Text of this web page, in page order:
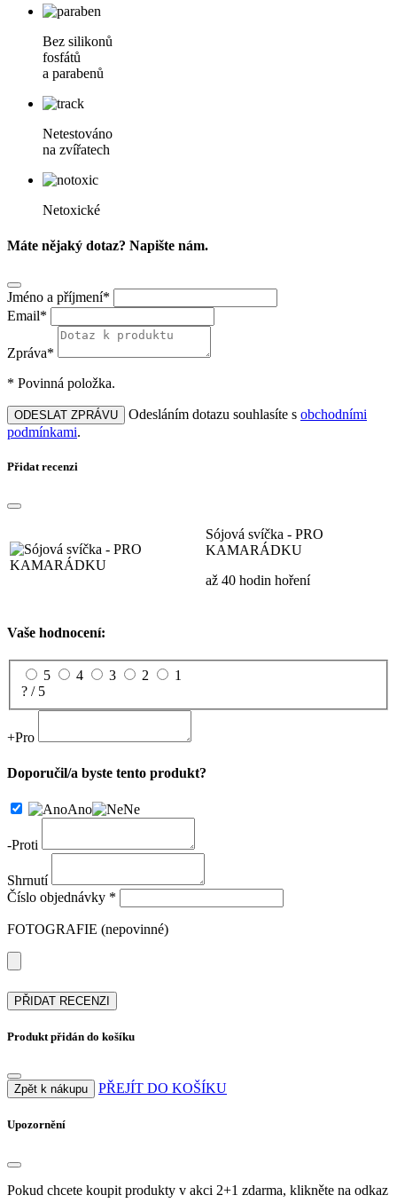
Bez silikonů
fosfátů
a parabenů
Netestováno
na zvířatech
Netoxické
Máte nějaký dotaz? Napište nám.
Jméno a příjmení*
Email*
Zpráva*
* Povinná položka.
ODESLAT ZPRÁVU Odesláním dotazu souhlasíte s obchodními
podmínkami.
Přidat recenzi
Sójová svíčka - PRO
KAMARÁDKU
až 40 hodin hoření
Vaše hodnocení:
5 4 3 2
1
? / 5
+Pro
Doporučil/a byste tento produkt?
Ano Ne
-Proti
Shrnutí
Číslo objednávky *
FOTOGRAFIE (nepovinné)
PŘIDAT RECENZI
Produkt přidán do košíku
Zpět k nákupu PŘEJÍT DO KOŠÍKU
Upozornění
Pokud chcete koupit produkty v akci 2+1 zdarma, klikněte na odkaz